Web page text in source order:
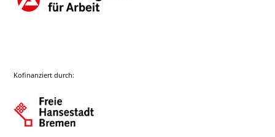
Kofinanziert durch: